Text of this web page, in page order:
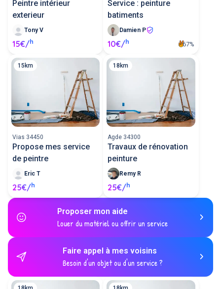
Peintre intérieur
exterieur
Tony V
15€/h
Service : peinture
batiments
Damien P
10€/h 67%
15km
Vias 34450
Propose mes service
de peintre
Eric T
25€/h
18km
Agde 34300
Travaux de rénovation
peinture
Remy R
25€/h
Proposer mon aide
Louer du matériel ou offrir un service
Faire appel à mes voisins
Besoin d'un objet ou d'un service ?